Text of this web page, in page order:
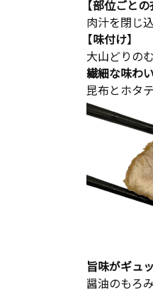
【部位ごとの
肉汁を閉じ
【味付け】
大山どりの
繊細な味わ
昆布とホタ
旨味がギュ
醤油のもろ